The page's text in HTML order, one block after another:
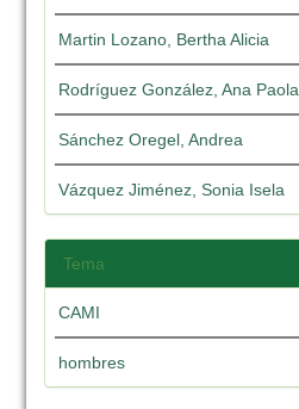
Martin Lozano, Bertha Alicia
Rodríguez González, Ana Paola
Sánchez Oregel, Andrea
Vázquez Jiménez, Sonia Isela
Tema
CAMI
hombres